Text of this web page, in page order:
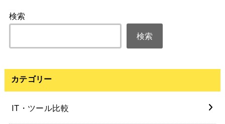
検索
検索
カテゴリー
IT・ツール比較